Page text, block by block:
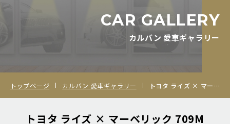
CAR GALLERY
カルバン 愛車ギャラリー
トップページ カルバン 愛車ギャラリー トヨタ ライズ × マーベリック 709M
トヨタ ライズ × マーベリック 709M